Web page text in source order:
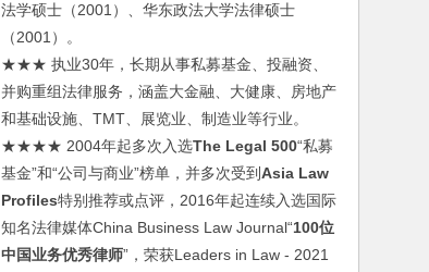
法学硕士（2001）、华东政法大学法律硕士
（2001）。
★★★ 执业30年，长期从事私募基金、投融资、
并购重组法律服务，涵盖大金融、大健康、房地产
和基础设施、TMT、展览业、制造业等行业。
★★★★ 2004年起多次入选The Legal 500“私募
基金”和“公司与商业”榜单，并多次受到Asia Law
Profiles特别推荐或点评，2016年起连续入选国际
知名法律媒体China Business Law Journal“100位
中国业务优秀律师”，荣获Leaders in Law - 2021